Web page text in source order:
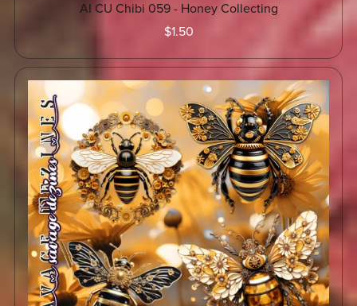
AI CU Chibi 059 - Honey Collecting
$1.50